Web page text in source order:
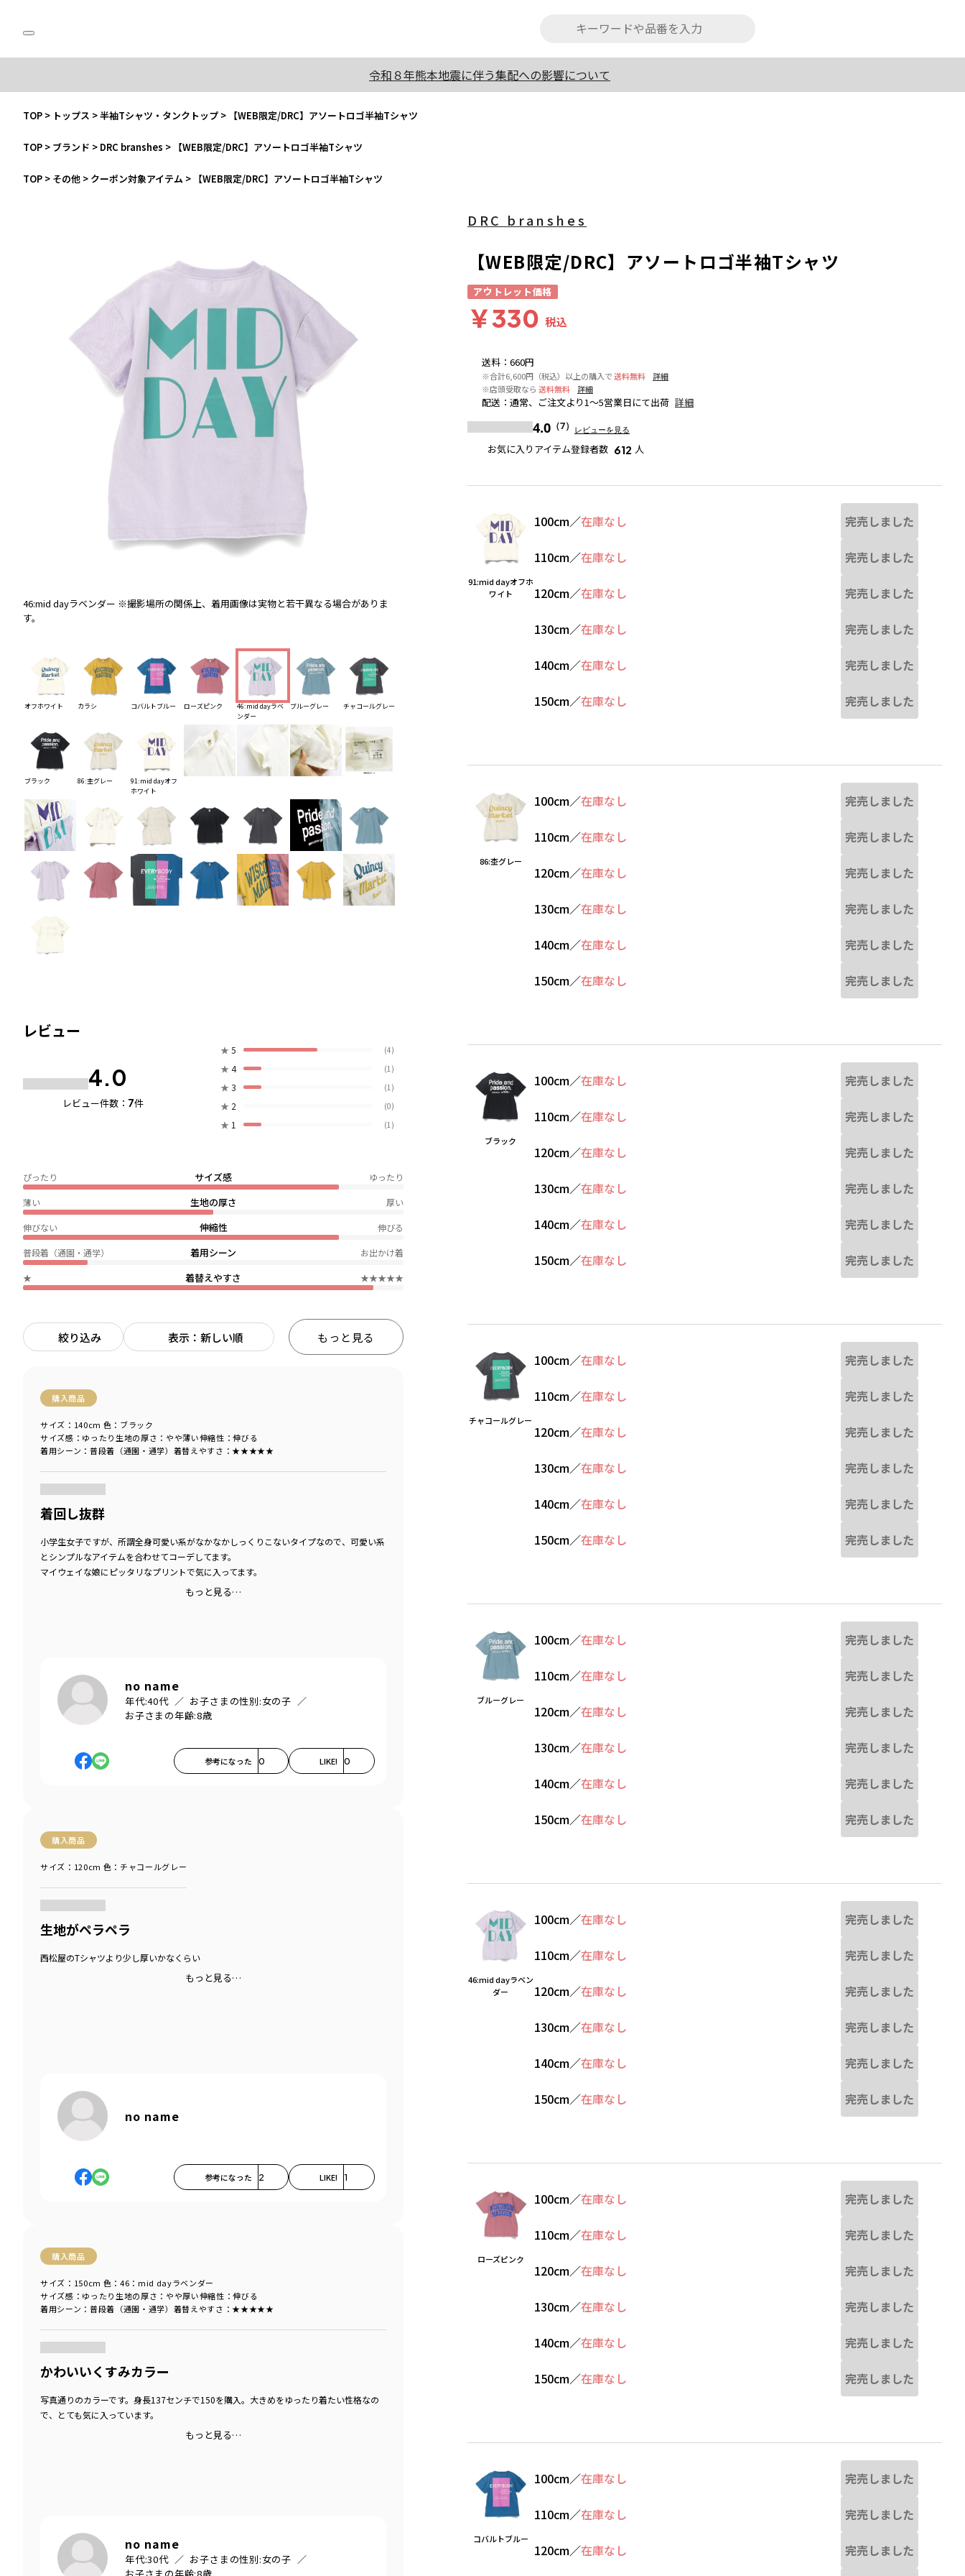
令和８年熊本地震に伴う集配への影響について
TOP > トップス >半袖Tシャツ・タンクトップ > 【WEB限定/DRC】アソートロゴ半袖Tシャツ
TOP > ブランド > DRC branshes > 【WEB限定/DRC】アソートロゴ半袖Tシャツ
TOP > その他 > クーポン対象アイテム > 【WEB限定/DRC】アソートロゴ半袖Tシャツ
46:mid dayラベンダー ※撮影場所の関係上、着用画像は実物と若干異なる場合がありま
す。
※撮影場所の関係上、着用画像は実物と若干異なる場合があります。 チャコールグレー ※撮影場所の関係上、
オフホワイト カラシ コバルトブルー ローズピンク
46:mid dayラベ
ンダー
ブルーグレー チャコールグレー
ブラック 86:杢グレー
91:mid dayオフ
ホワイト
レビュー
4.0
レビュー件数： 7件
★ 5 (4)
★ 4 (1)
★ 3 (1)
★ 2 (0)
★ 1 (1)
サイズ感
ぴったり ゆったり
生地の厚さ
薄い 厚い
伸縮性
伸びない 伸びる
着用シーン
普段着（通園・通学） お出かけ着
着替えやすさ
★ ★★★★★
絞り込み 表示：新しい順 もっと見る
購入商品
サイズ感 ：ゆったり 生地の厚さ ：やや薄い伸縮性 ：伸びる
着用シーン ：普段着（通園・通学） 着替えやすさ ：★★★★★
サイズ：140cm 色：ブラック
着回し抜群
小学生女子ですが、所謂全身可愛い系がなかなかしっくりこないタイプなので、可愛い系
とシンプルなアイテムを合わせてコーデしてます。
マイウェイな娘にピッタリなプリントで気に入ってます。
もっと見る…
no name
年代:40代 お子さまの性別:女の子
お子さまの年齢:8歳
参考になった 0 LIKE! 0
購入商品
サイズ：120cm 色：チャコールグレー
生地がペラペラ
西松屋のTシャツより少し厚いかなくらい
もっと見る…
no name
参考になった 2 LIKE! 1
購入商品
サイズ感 ：ゆったり 生地の厚さ ：やや厚い伸縮性 ：伸びる
着用シーン ：普段着（通園・通学） 着替えやすさ ：★★★★★
サイズ：150cm 色：46：mid dayラベンダー
かわいいくすみカラー
写真通りのカラーです。身長137センチで150を購入。大きめをゆったり着たい性格なの
で、とても気に入っています。
もっと見る…
no name
年代:30代 お子さまの性別:女の子
送料 ： 660円
※合計6,600円（税込）以上の購入で送料無料
詳細
※店頭受取なら 送料無料 詳細
配送 ： 通常、ご注文より1～5営業日にて出荷 詳細
4.0 （7） レビューを見る
お気に入りアイテム登録者数 612 人
DRC branshes
【WEB限定/DRC】アソートロゴ半袖Tシャツ
アウトレット価格
￥330 税込
91:mid dayオフホ
ワイト
100cm／在庫なし 完売しました
110cm／在庫なし 完売しました
120cm／在庫なし 完売しました
130cm／在庫なし 完売しました
140cm／在庫なし 完売しました
150cm／在庫なし 完売しました
86:杢グレー
100cm／在庫なし 完売しました
110cm／在庫なし 完売しました
120cm／在庫なし 完売しました
130cm／在庫なし 完売しました
140cm／在庫なし 完売しました
150cm／在庫なし 完売しました
ブラック
100cm／在庫なし 完売しました
110cm／在庫なし 完売しました
120cm／在庫なし 完売しました
130cm／在庫なし 完売しました
140cm／在庫なし 完売しました
150cm／在庫なし 完売しました
チャコールグレー
100cm／在庫なし 完売しました
110cm／在庫なし 完売しました
120cm／在庫なし 完売しました
130cm／在庫なし 完売しました
140cm／在庫なし 完売しました
150cm／在庫なし 完売しました
ブルーグレー
100cm／在庫なし 完売しました
110cm／在庫なし 完売しました
120cm／在庫なし 完売しました
130cm／在庫なし 完売しました
140cm／在庫なし 完売しました
150cm／在庫なし 完売しました
46:mid dayラベン
ダー
100cm／在庫なし 完売しました
110cm／在庫なし 完売しました
120cm／在庫なし 完売しました
130cm／在庫なし 完売しました
140cm／在庫なし 完売しました
150cm／在庫なし 完売しました
ローズピンク
100cm／在庫なし 完売しました
110cm／在庫なし 完売しました
120cm／在庫なし 完売しました
130cm／在庫なし 完売しました
140cm／在庫なし 完売しました
150cm／在庫なし 完売しました
コバルトブルー
100cm／在庫なし 完売しました
110cm／在庫なし 完売しました
120cm／在庫なし 完売しました